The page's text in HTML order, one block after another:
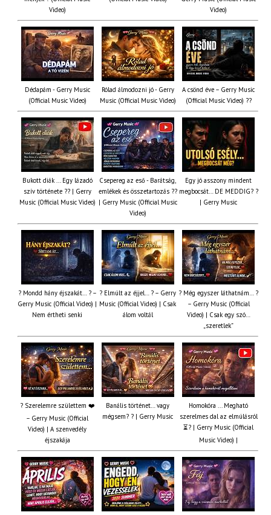
Video)
Video)
Dédapám - Gerry Music
(Official Music Video)
Rólad álmodozni jó - Gerry
Music (Official Music Video)
A csönd éve – Gerry Music
(Official Music Video) ??
Bukott diák ... Egy lázadó
szív története ?? | Gerry
Music (Official Music Video)
Csepereg az eső - Barátság,
emlékek és összetartozás ?️?
| Gerry Music (Official Music
Video)
Egy jó asszony mindent
megbocsát… DE MEDDIG? ?
| Gerry Music
? Mondd hány éjszakát… ? –
Gerry Music (Official Video) |
Nem értheti senki
? Elmúlt az éjjel… ? – Gerry
Music (Official Video) | Csak
álom voltál
? Még egyszer láthatnám… ?
– Gerry Music (Official
Video) | Csak egy szó…
„szeretlek”
? Szerelemre születtem ❤️
– Gerry Music (Official
Video) | A szenvedély
éjszakája
Banális történet… vagy
mégsem? ? | Gerry Music
Homokóra ... Megható
szerelmes dal az elmúlásról
⏳? | Gerry Music (Official
Music Video) |